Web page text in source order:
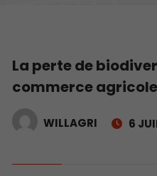
La perte de
commerce
WILLAGRI 6